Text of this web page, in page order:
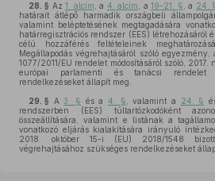
28. § Az1. alcím , a 4. alcím , a19–21. § , a 24.
határait átlépő harmadik országbeli
valamint beléptetésének megtagadására
határregisztrációs rendszer (EES) létrehozásáról
célú hozzáférés feltételeinek
Megállapodás végrehajtásáról szóló
1077/2011/EU rendelet módosításáról szóló,
európai parlamenti és tanácsi rendelet
rendelkezéseket állapít meg.
29. § A3. § és a 4. § , valamint a 24. §
rendszerben (EES) túltartózkodóként
összeállítására, valamint e listának a
vonatkozó eljárás kialakítására irányuló
2018. október 15-i (EU) 2018/1548
végrehajtásához szükséges rendelkezéseket